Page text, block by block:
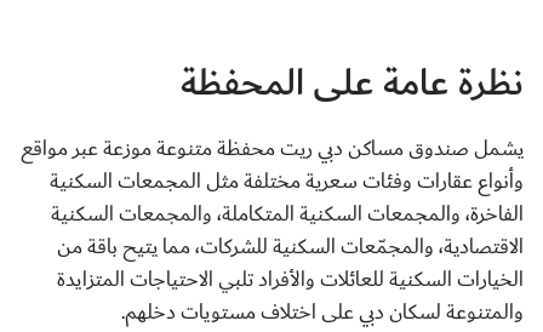
نظرة عامة على المحفظة
يشمل صندوق مساكن دبي ريت محفظة متنوعة موزعة عبر مواقع
وأنواع عقارات وفئات سعرية مختلفة مثل المجمعات السكنية
الفاخرة، والمجمعات السكنية المتكاملة، والمجمعات السكنية
الاقتصادية، والمجمّعات السكنية للشركات، مما يتيح باقة من
الخيارات السكنية للعائلات والأفراد تلبي الاحتياجات المتزايدة
والمتنوعة لسكان دبي على اختلاف مستويات دخلهم.